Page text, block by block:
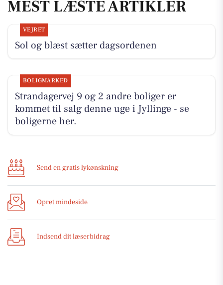
MEST LÆSTE ARTIKLER
VEJRET
Sol og blæst sætter dagsordenen
BOLIGMARKED
Strandagervej 9 og 2 andre boliger er
kommet til salg denne uge i Jyllinge - se
boligerne her.
Send en gratis lykønskning
Opret mindeside
Indsend dit læserbidrag